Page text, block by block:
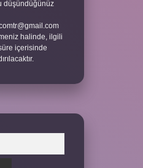
düşündüğünüz
halinde, ilgili
içerisinde